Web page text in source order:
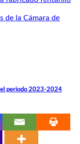
de la Cámara de
el periodo 2023-2024